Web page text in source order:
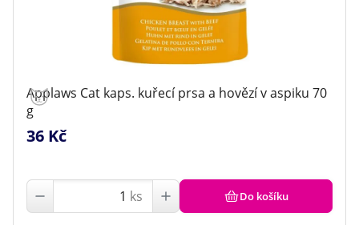
Applaws Cat kaps. kuřecí prsa a hovězí v aspiku 70
g
36 Kč
ks Do košíku